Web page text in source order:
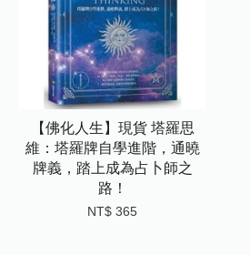
【佛化人生】現貨 塔羅思
維：塔羅牌自學進階，通曉
牌義，踏上成為占卜師之
路！
NT$ 365